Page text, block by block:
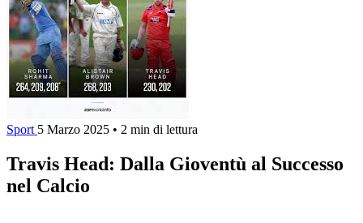
Sport 5 Marzo 2025 • 2 min di lettura
Travis Head: Dalla Gioventù al Successo
nel Calcio